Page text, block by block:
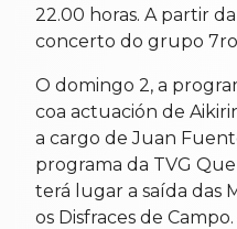
22.00 horas. A partir
concerto do grupo
O domingo 2, a
coa actuación de
a cargo de Juan
programa da TVG
terá lugar a saída das
os Disfraces de Campo.